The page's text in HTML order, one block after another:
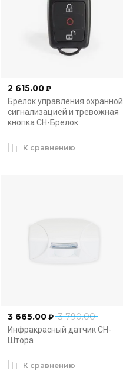
2 615.00 ₽
Брелок управления охранной
сигнализацией и тревожная
кнопка СН-Брелок
К сравнению
3 790.00
3 665.00 ₽
Инфракрасный датчик СН-
Штора
К сравнению